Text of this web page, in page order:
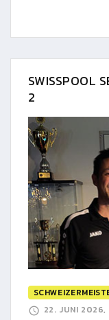
SWISSPOOL
2
22. JUNI 2026,